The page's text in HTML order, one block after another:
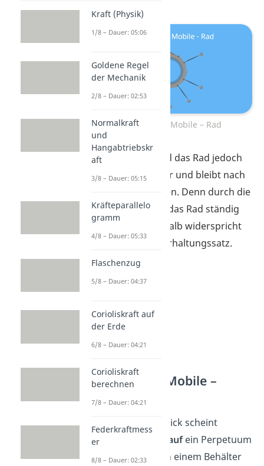
Perpetuum Mobile – Rad
In der Praxis wird das Rad jedoch
immer langsamer und bleibt nach
einiger Zeit stehen. Denn durch die
Reibungverliert das Rad ständig
an Energie. Deshalb widerspricht
es dem Energieerhaltungssatz.
Perpetuum Mobile –
Auf den ersten Blick scheint
ein
Wasserkreislaufein Perpetuum
Mobile zu sein. In einem Behälter
Kraft (Physik)
1/8 – Dauer: 05:06
Goldene Regel
der Mechanik
2/8 – Dauer: 02:53
Normalkraft
und
Hangabtriebskr
aft
3/8 – Dauer: 05:15
Kräfteparallelo
gramm
4/8 – Dauer: 05:33
Flaschenzug
5/8 – Dauer: 04:37
Corioliskraft auf
der Erde
6/8 – Dauer: 04:21
Corioliskraft
berechnen
7/8 – Dauer: 04:21
Federkraftmess
er
8/8 – Dauer: 02:33